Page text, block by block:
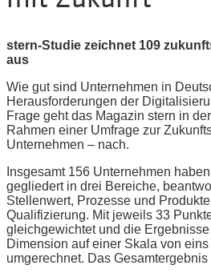
stern-Studie zeichnet 109
aus
Wie gut sind Unternehmen in
Herausforderungen der
Frage geht das Magazin stern in
Rahmen einer Umfrage zur
Unternehmen – nach.
Insgesamt 156 Unternehmen
gegliedert in drei Bereiche,
Stellenwert, Prozesse und
Qualifizierung. Mit jeweils 33
gleichgewichtet und die
Dimension auf einer Skala von
umgerechnet. Das